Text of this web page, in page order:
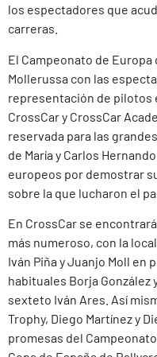
los espectadores que
carreras.
El Campeonato de
Mollerussa con las
representación de pilotos
CrossCar y CrossCar
reservada para las
de María y Carlos
europeos por demostrar
sobre la que lucharon el
En CrossCar se
más numeroso, con la
Iván Piña y Juanjo Moll en
habituales Borja González
sexteto Iván Ares. Así
Trophy, Diego Martínez y
promesas del